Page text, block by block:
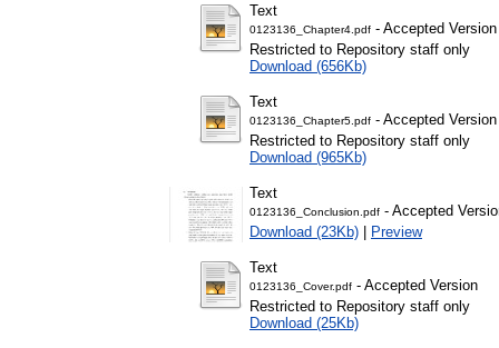
Text
0123136_Chapter4.pdf - Accepted Version
Restricted to Repository staff only
Download (656Kb)
Text
0123136_Chapter5.pdf - Accepted Version
Restricted to Repository staff only
Download (965Kb)
Text
0123136_Conclusion.pdf - Accepted
Download (23Kb) | Preview
Text
0123136_Cover.pdf - Accepted Version
Restricted to Repository staff only
Download (25Kb)